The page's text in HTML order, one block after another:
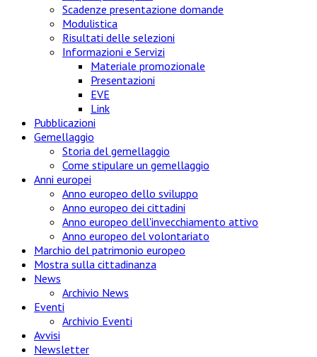
Scadenze presentazione domande
Modulistica
Risultati delle selezioni
Informazioni e Servizi
Materiale promozionale
Presentazioni
EVE
Link
Pubblicazioni
Gemellaggio
Storia del gemellaggio
Come stipulare un gemellaggio
Anni europei
Anno europeo dello sviluppo
Anno europeo dei cittadini
Anno europeo dell'invecchiamento attivo
Anno europeo del volontariato
Marchio del patrimonio europeo
Mostra sulla cittadinanza
News
Archivio News
Eventi
Archivio Eventi
Avvisi
Newsletter